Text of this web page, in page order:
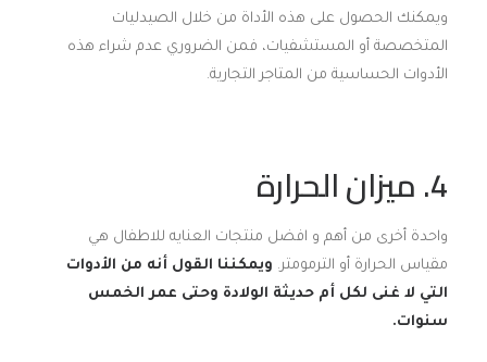
ويمكنك الحصول على هذه الأداة من خلال الصيدليات
المتخصصة أو المستشفيات، فمن الضروري عدم شراء هذه
الأدوات الحساسية من المتاجر التجارية.
4. ميزان الحرارة
واحدة أخرى من أهم و افضل منتجات العنايه للاطفال هي
مقياس الحرارة أو الترمومتر. ويمكننا القول أنه من الأدوات
التي لا غنى لكل أم حديثة الولادة وحتى عمر الخمس
سنوات.